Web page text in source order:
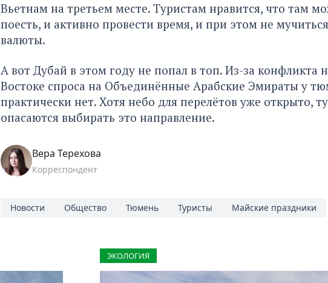
Вьетнам на третьем месте. Туристам нравится, что там
поесть, и активно провести время, и при этом не
валюты.
А вот Дубай в этом году не попал в топ. Из-за конфликта
Востоке спроса на Объединённые Арабские Эмираты у
практически нет. Хотя небо для перелётов уже открыто,
опасаются выбирать это направление.
Вера Терехова
Корреспондент
Новости Общество Тюмень Туристы Майские праздники
ЭКОЛОГИЯ